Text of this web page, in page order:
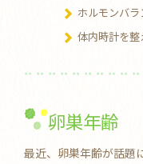
ホルモンバラ
体内時計を
卵巣年齢
最近、卵巣年齢が話題